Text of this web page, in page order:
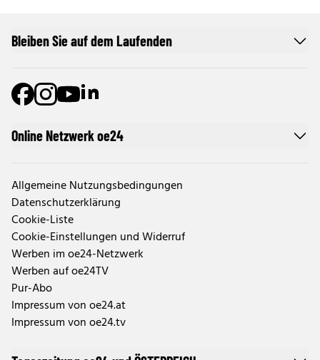
Online Netzwerk oe24
Allgemeine Nutzungsbedingungen
Datenschutzerklärung
Cookie-Liste
Cookie-Einstellungen und Widerruf
Werben im oe24-Netzwerk
Werben auf oe24TV
Pur-Abo
Impressum von oe24.at
Impressum von oe24.tv
Bleiben Sie auf dem Laufenden